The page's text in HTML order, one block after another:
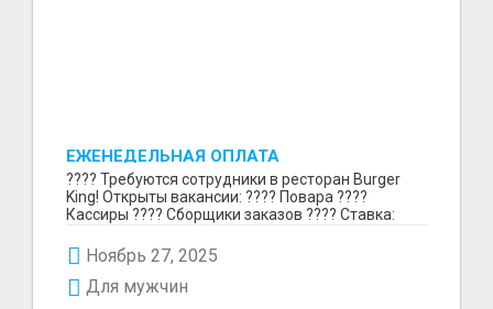
ЕЖЕНЕДЕЛЬНАЯ ОПЛАТА
???? Требуются сотрудники в ресторан Burger
King! Открыты вакансии: ???? Повара ????
Кассиры ???? Сборщики заказов ???? Ставка:
Ноябрь 27, 2025
Для мужчин